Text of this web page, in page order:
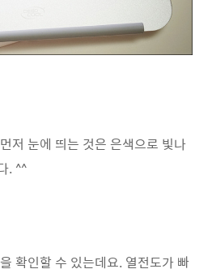
저 눈에 띄는 것은 은색으로 빛나
. ^^
확인할 수 있는데요. 열전도가 빠